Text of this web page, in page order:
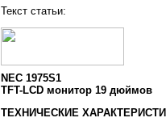
Текст статьи:
NEC 1975S1
TFT-LCD монитор 19 дюймов
ТЕХНИЧЕСКИЕ